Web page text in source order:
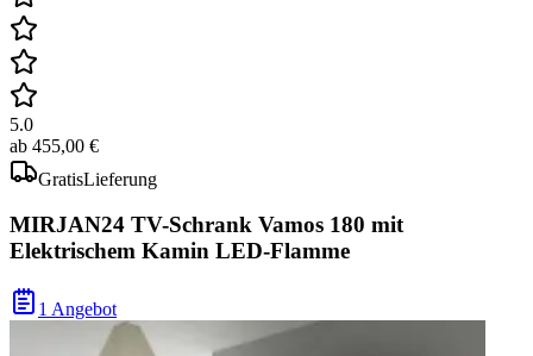
5.0
ab 455,00 €
GratisLieferung
MIRJAN24 TV-Schrank Vamos 180 mit
Elektrischem Kamin LED-Flamme
1 Angebot